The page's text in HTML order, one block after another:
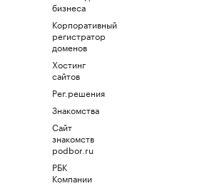
бизнеса
Корпоративный
регистратор
доменов
Хостинг
сайтов
Рег.решения
Знакомства
Сайт
знакомств
podbor.ru
РБК
Компании